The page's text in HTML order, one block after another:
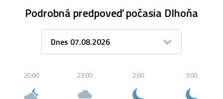
Podrobná predpoveď počasia Dlhoňa
20:00 23:00 2:00 5:00